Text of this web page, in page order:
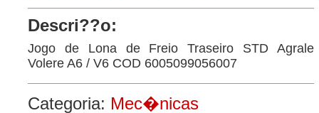
Descri??o:
Jogo de Lona de Freio Traseiro STD Agrale
Volere A6 / V6 COD 6005099056007
Categoria: Mec�nicas